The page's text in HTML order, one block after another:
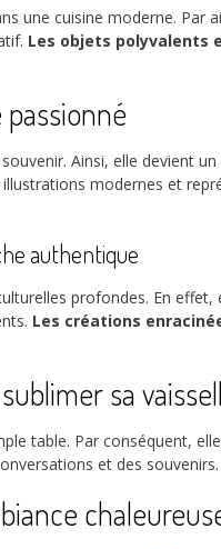
une cuisine moderne.
Les objets polyvalents
Ainsi, elle devient
modernes et
authentique
profondes. En
Les créations
sa
table. Par conséquent,
et des souvenirs.